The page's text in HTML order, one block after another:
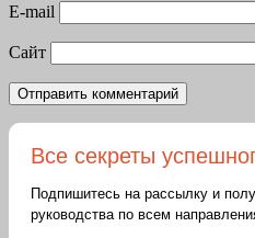
E-mail
Сайт
Все секреты
Подпишитесь на рассылку и
руководства по всем